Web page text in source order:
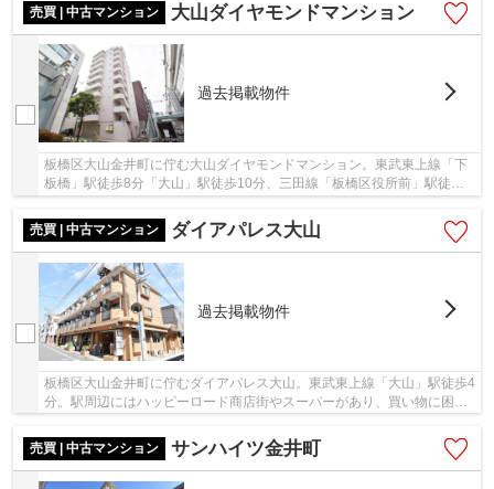
売買 | 中古マンション
大山ダイヤモンドマンション
過去掲載物件
板橋区大山金井町に佇む大山ダイヤモンドマンション。東武東上線「下
板橋」駅徒歩8分「大山」駅徒歩10分、三田線「板橋区役所前」駅徒歩
10分。「下板橋」駅からターミナル駅の山手線他...
売買 | 中古マンション
ダイアパレス大山
過去掲載物件
板橋区大山金井町に佇むダイアパレス大山。東武東上線「大山」駅徒歩4
分。駅周辺にはハッピーロード商店街やスーパーがあり、買い物に困り
売買 | 中古マンション
サンハイツ金井町